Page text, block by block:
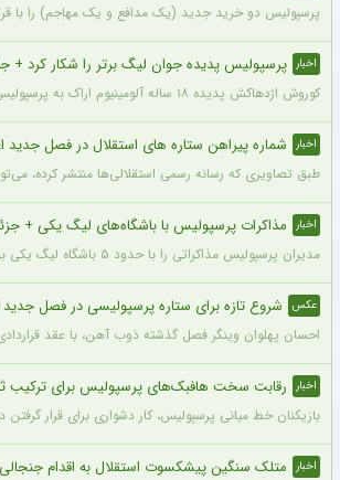
پرسپولیس دو خرید جدید (یک مدافع و یک مهاجم) را با
اخبار پرسپولیس پدیده جوان لیگ برتر را شکار کرد +
کوروش اژدهاکش پدیده ۱۸ ساله آلومینیوم اراک به پرسپولیس پیوست. مدت قرارداد اژدهاکش با پرسپولیس به مدت ۴ سال است.
اخبار شماره پیراهن ستاره های استقلال در فصل جدید
طبق تصاویری که رسانه رسمی استقلالی‌ها منتشر کرده،
اخبار مذاکرات پرسپولیس با باشگاه‌های لیگ یکی +
مدیران پرسپولیس مذاکراتی را با حدود ۵ باشگاه لیگ یکی برای خرید امتیاز و تشکیل تیم «ب» آغاز کرده‌اند.
عکس شروع تازه برای ستاره پرسپولیسی در فصل جدید
احسان پهلوان وینگر فصل گذشته ذوب آهن، با عقد
اخبار رقابت سخت هافبک‌های پرسپولیس برای ترکیب
بازیکنان خط میانی پرسپولیس، کار دشواری برای قرار
اخبار متلک سنگین پیشکسوت استقلال به اقدام جنجالی مهدی تاج